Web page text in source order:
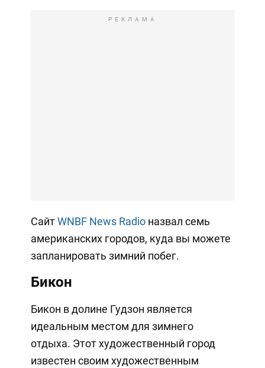
РЕКЛАМА
СайтWNBF News Radioназвал семь
американских городов, куда вы можете
запланировать зимний побег.
Бикон
Бикон в долине Гудзон является
идеальным местом для зимнего
отдыха. Этот художественный город
известен своим художественным